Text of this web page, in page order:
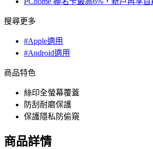
搜尋更多
#Apple適用
#Android適用
商品特色
絲印全螢幕覆蓋
防刮耐磨保護
保護隱私防偷窺
商品詳情